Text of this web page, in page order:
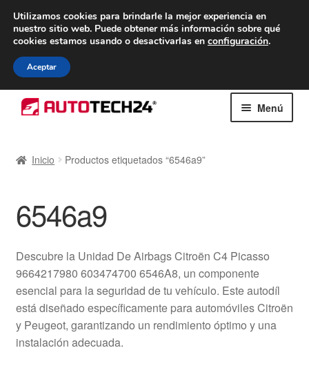
ENTREGA desde 7 EUR
De lunes a viernes de 9 a. m. a 4 p. m.
navegación
al
Menú
Carro
Contacto
Envío al mundo entero
Mi cuenta
Inicio Productos etiquetados “6546a9”
6546a9
Descubre la Unidad De Airbags Citroën C4 Picasso
9664217980 603474700 6546A8, un componente
esencial para la seguridad de tu vehículo. Este autodíl
está diseñado específicamente para automóviles Citroën
y Peugeot, garantizando un rendimiento óptimo y una
instalación adecuada.
Utilizamos cookies para brindarle la mejor experiencia en
nuestro sitio web. Puede obtener más información sobre qué
cookies estamos usando o desactivarlas en configuración.
Aceptar